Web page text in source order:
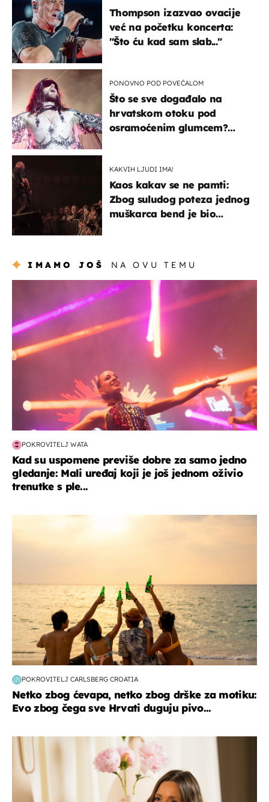
Thompson izazvao ovacije
već na početku koncerta:
"Što ću kad sam slab..."
PONOVNO POD POVEĆALOM
Što se sve događalo na
hrvatskom otoku pod
osramoćenim glumcem?
KAKVIH LJUDI IMA!
Kaos kakav se ne pamti:
Zbog suludog poteza jednog
muškarca bend je bio
IMAMO JOŠ NA OVU TEMU
POKROVITELJ WATA
Kad su uspomene previše dobre za samo jedno
gledanje: Mali uređaj koji je još jednom oživio
trenutke s ple...
POKROVITELJ CARLSBERG CROATIA
Netko zbog ćevapa, netko zbog drške za motiku:
Evo zbog čega sve Hrvati duguju pivo...
moda & ljepota